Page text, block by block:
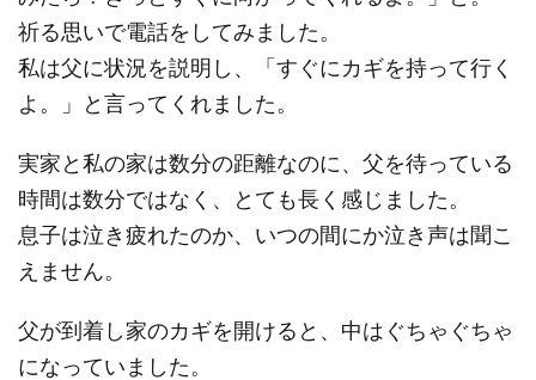
祈る思いで電話をしてみました。
私は父に状況を説明し、「すぐにカギを持って行く
よ。」と言ってくれました。
実家と私の家は数分の距離なのに、父を待っている
時間は数分ではなく、とても長く感じました。
息子は泣き疲れたのか、いつの間にか泣き声は聞こ
えません。
父が到着し家のカギを開けると、中はぐちゃぐちゃ
になっていました。